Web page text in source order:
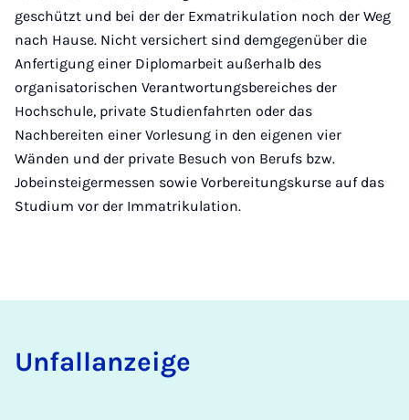
geschützt und bei der der Exmatrikulation noch der Weg
nach Hause. Nicht versichert sind demgegenüber die
Anfertigung einer Diplomarbeit außerhalb des
organisatorischen Verantwortungsbereiches der
Hochschule, private Studienfahrten oder das
Nachbereiten einer Vorlesung in den eigenen vier
Wänden und der private Besuch von Berufs bzw.
Jobeinsteigermessen sowie Vorbereitungskurse auf das
Studium vor der Immatrikulation.
Un­fall­an­zei­ge